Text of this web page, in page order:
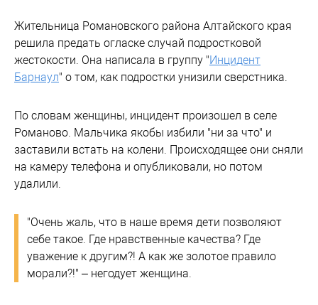
Жительница Романовского района Алтайского края
решила предать огласке случай подростковой
жестокости. Она написала в группу "Инцидент
Барнаул" о том, как подростки унизили сверстника.
По словам женщины, инцидент произошел в селе
Романово. Мальчика якобы избили "ни за что" и
заставили встать на колени. Происходящее они сняли
на камеру телефона и опубликовали, но потом
удалили.
"Очень жаль, что в наше время дети позволяют
себе такое. Где нравственные качества? Где
уважение к другим?! А как же золотое правило
морали?!" – негодует женщина.